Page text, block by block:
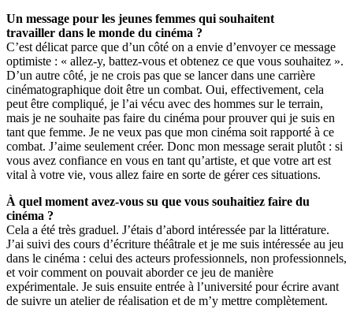
Un message pour les jeunes femmes qui souhaitent
travailler dans le monde du cinéma ?
C’est délicat parce que d’un côté on a envie d’envoyer ce message
optimiste : « allez-y, battez-vous et obtenez ce que vous souhaitez ».
D’un autre côté, je ne crois pas que se lancer dans une carrière
cinématographique doit être un combat. Oui, effectivement, cela
peut être compliqué, je l’ai vécu avec des hommes sur le terrain,
mais je ne souhaite pas faire du cinéma pour prouver qui je suis en
tant que femme. Je ne veux pas que mon cinéma soit rapporté à ce
combat. J’aime seulement créer. Donc mon message serait plutôt : si
vous avez confiance en vous en tant qu’artiste, et que votre art est
vital à votre vie, vous allez faire en sorte de gérer ces situations.
À quel moment avez-vous su que vous souhaitiez faire du
cinéma ?
Cela a été très graduel. J’étais d’abord intéressée par la littérature.
J’ai suivi des cours d’écriture théâtrale et je me suis intéressée au jeu
dans le cinéma : celui des acteurs professionnels, non professionnels,
et voir comment on pouvait aborder ce jeu de manière
expérimentale. Je suis ensuite entrée à l’université pour écrire avant
de suivre un atelier de réalisation et de m’y mettre complètement.